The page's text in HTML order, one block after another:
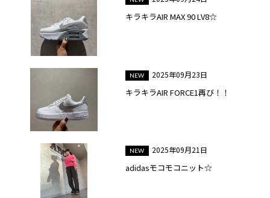
キラキラAIR MAX 90 LV8☆
2025年09月23日
キラキラAIR FORCE1再び！！
2025年09月21日
adidasモコモコニット☆